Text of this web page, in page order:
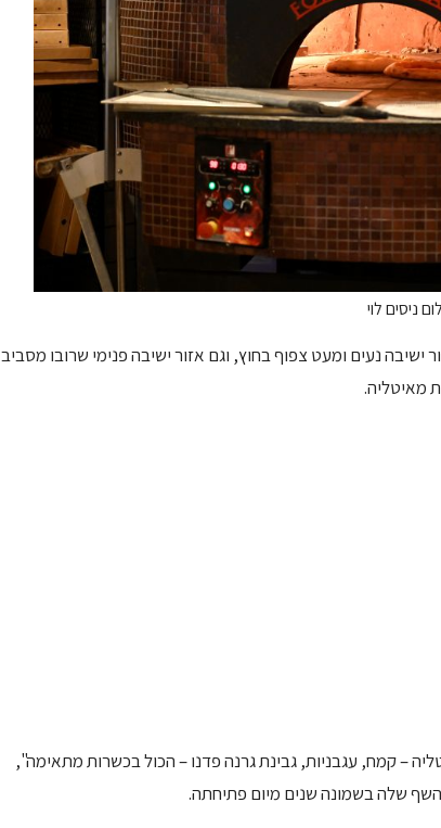
נעים ומעט צפוף בחוץ, וגם אזור ישיבה פנימי שרובו מסביב
מאיטליה.
– קמח, עגבניות, גבינת גרנה פדנו – הכול בכשרות מתאימה",
שלה בשמונה שנים מיום פתיחתה.